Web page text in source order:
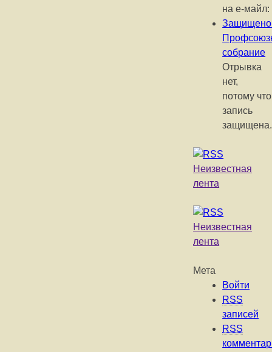
на е-майл:
собрание
Отрывка
нет,
потому что
запись
защищена.
Неизвестная
лента
Неизвестная
лента
Мета
Войти
RSS
записей
RSS